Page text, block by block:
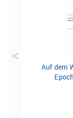
Auf dem
<